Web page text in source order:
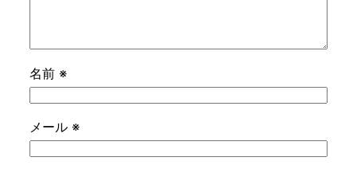
名前 ※
メール ※